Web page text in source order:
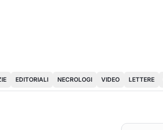
EDITORIALI NECROLOGI VIDEO LETTERE